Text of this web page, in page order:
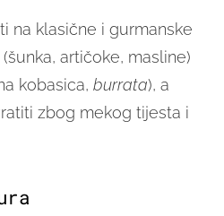
na klasične i gurmanske
artičoke, masline)
kobasica, burrata), a
zbog mekog tijesta i